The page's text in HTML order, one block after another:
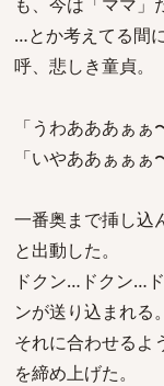
…とか考えてる間
呼、悲しき童貞。
「うわあああぁぁ
「いやああぁぁぁ
一番奥まで挿し込
と出動した。
ドクン…ドクン…
ンが送り込まれる。
それに合わせるよ
を締め上げた。